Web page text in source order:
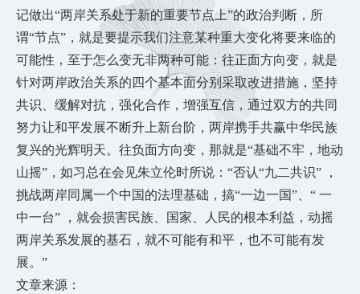
记做出“两岸关系处于新的重要节点上”的政治判断，所
谓“节点”，就是要提示我们注意某种重大变化将要来临的
可能性，至于怎么变无非两种可能：往正面方向变，就是
针对两岸政治关系的四个基本面分别采取改进措施，坚持
共识、缓解对抗，强化合作，增强互信，通过双方的共同
努力让和平发展不断升上新台阶，两岸携手共赢中华民族
复兴的光辉明天。往负面方向变，那就是“基础不牢，地动
山摇”，如习总在会见朱立伦时所说：“否认“九二共识” ，
挑战两岸同属一个中国的法理基础，搞“一边一国”、“ 一
中一台” ，就会损害民族、国家、人民的根本利益，动摇
两岸关系发展的基石，就不可能有和平，也不可能有发
展。”
文章来源：